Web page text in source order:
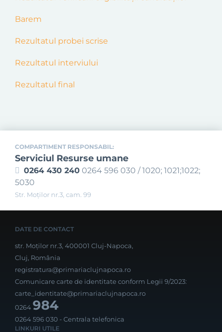
Barem
Rezultatul probei scrise
Rezultatul interviului
Rezultatul final
COMPARTIMENT RESPONSABIL:
Serviciul Resurse umane
0264 430 240 0264 596 030 / 1020; 1021;1022;
5030
Str. Moţilor nr.3, cam. 99
DATE DE CONTACT
str. Moților nr.3, 400001 Cluj-Napoca,
Cluj, România
registratura@primariaclujnapoca.ro
Comunicare carte de identitate conform Legii 9/2023:
carte_identitate@primariaclujnapoca.ro
0264984
0264 596 030 - Centrala telefonica
LINKURI UTILE